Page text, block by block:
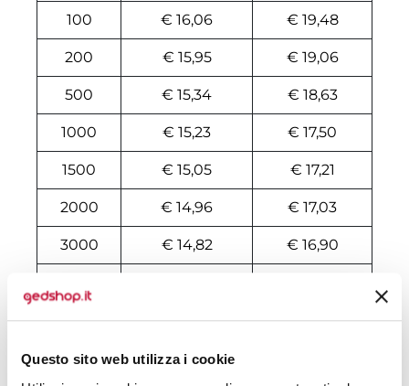
Questo sito web utilizza i cookie
100 € 16,06 € 19,48
200 € 15,95 € 19,06
500 € 15,34 € 18,63
1000 € 15,23 € 17,50
1500 € 15,05 € 17,21
2000 € 14,96 € 17,03
3000 € 14,82 € 16,90
10000 € 14,41 € 16,43